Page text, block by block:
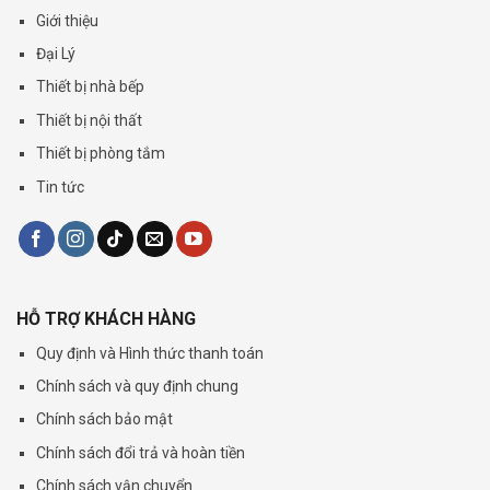
Giới thiệu
Đại Lý
Thiết bị nhà bếp
Thiết bị nội thất
Thiết bị phòng tắm
Tin tức
HỖ TRỢ KHÁCH HÀNG
Quy định và Hình thức thanh toán
Chính sách và quy định chung
Chính sách bảo mật
Chính sách đổi trả và hoàn tiền
Chính sách vận chuyển